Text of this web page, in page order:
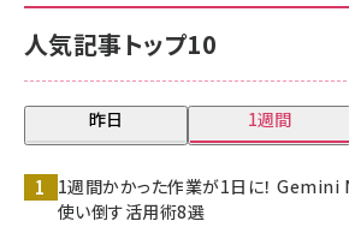
人気記事トップ10
昨日 1週間
1週間かかった作業が1日に！
使い倒す活用術8選